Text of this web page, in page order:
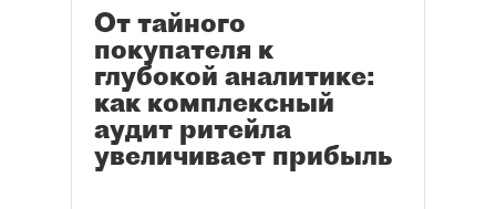
От тайного
покупателя к
глубокой аналитике:
как комплексный
аудит ритейла
увеличивает прибыль